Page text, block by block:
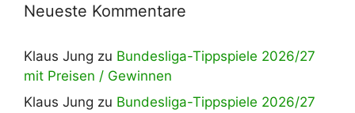
Neueste Kommentare
Klaus Jung zu Bundesliga-Tippspiele 2026/27
mit Preisen / Gewinnen
Klaus Jung zu Bundesliga-Tippspiele 2026/27